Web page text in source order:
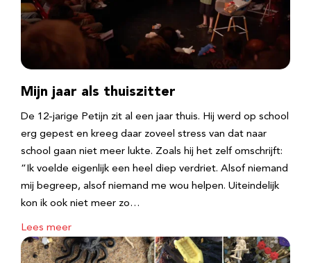
Mijn jaar als thuiszitter
De 12-jarige Petijn zit al een jaar thuis. Hij werd op school
erg gepest en kreeg daar zoveel stress van dat naar
school gaan niet meer lukte. Zoals hij het zelf omschrijft:
“Ik voelde eigenlijk een heel diep verdriet. Alsof niemand
mij begreep, alsof niemand me wou helpen. Uiteindelijk
kon ik ook niet meer zo…
Lees meer